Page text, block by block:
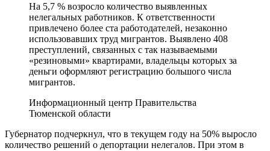
На 5,7 % возросло количество выявленных
нелегальных работников. К ответственности
привлечено более ста работодателей, незаконно
использовавших труд мигрантов. Выявлено 408
преступлений, связанных с так называемыми
«резиновыми» квартирами, владельцы которых за
деньги оформляют регистрацию большого числа
мигрантов.
Информационный центр Правительства
Тюменской области
Губернатор подчеркнул, что в текущем году на 50% выросло
количество решений о депортации нелегалов. При этом в